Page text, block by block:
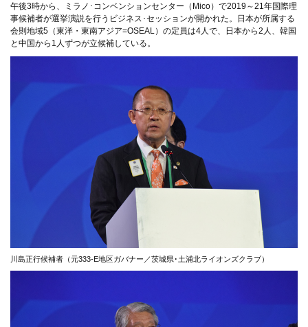
午後3時から、ミラノ･コンベンションセンター（Mico）で2019～21年国際理
事候補者が選挙演説を行うビジネス･セッションが開かれた。日本が所属する
会則地域5（東洋・東南アジア=OSEAL）の定員は4人で、日本から2人、韓国
と中国から1人ずつが立候補している。
川島正行候補者（元333-E地区ガバナー／茨城県･土浦北ライオンズクラブ）